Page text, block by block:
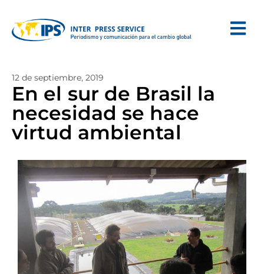
12 de septiembre, 2019
En el sur de Brasil la
necesidad se hace
virtud ambiental